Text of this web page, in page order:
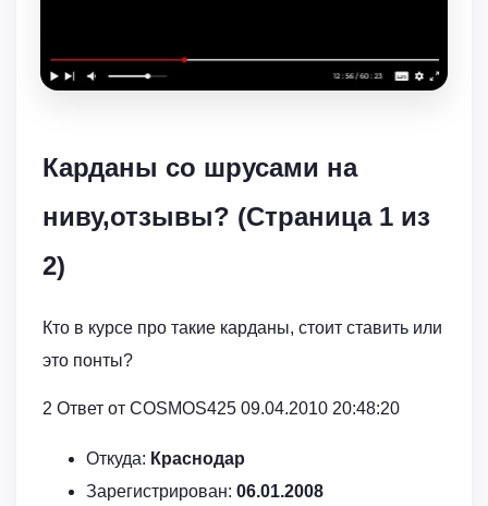
Карданы со шрусами на
ниву,отзывы? (Страница 1 из
2)
Кто в курсе про такие карданы, стоит ставить или
это понты?
2 Ответ от COSMOS425 09.04.2010 20:48:20
Откуда: Краснодар
Зарегистрирован: 06.01.2008